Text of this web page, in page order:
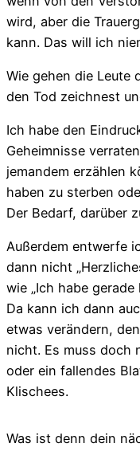
wird, aber die
kann. Das will ich
Wie gehen die Leute
den Tod zeichnest
Ich habe den
Geheimnisse
jemandem erzählen
haben zu sterben
Der Bedarf, darüber
Außerdem entwerfe
dann nicht
wie „Ich habe
Da kann ich dann
etwas verändern,
nicht. Es muss doch
oder ein fallendes
Klischees.
Was ist denn dein